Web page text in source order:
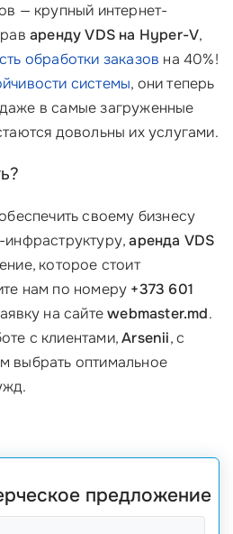
— крупный интернет-
аренду VDS на Hyper-V,
обработки заказов на 40%!
системы, они теперь
в самые загруженные
довольны их услугами.
своему бизнесу
аренда VDS
которое стоит
нам по номеру +373 601
на сайтеwebmaster.md.
с клиентами,Arsenii, с
выбрать оптимальное
предложение